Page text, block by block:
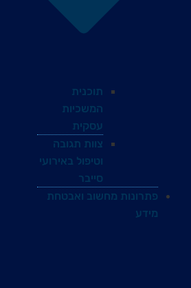
תוכנית
המשכיות
עסקית
צוות תגובה
וטיפול באירועי
סייבר
פתרונות מחשוב ואבטחת
מידע